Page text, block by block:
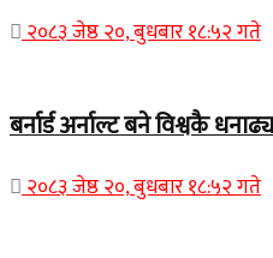
२०८३ जेष्ठ २०, बुधबार १८:५२ गते
बर्नार्ड अर्नाल्ट बने विश्वकै धनाढ्य
२०८३ जेष्ठ २०, बुधबार १८:५२ गते